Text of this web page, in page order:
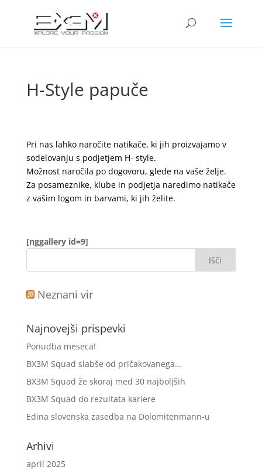
H-Style papuče
Pri nas lahko naročite natikače, ki jih proizvajamo v
sodelovanju s podjetjem H- style.
Možnost naročila po dogovoru, glede na vaše želje.
Za posameznike, klube in podjetja naredimo natikače
z vašim logom in barvami, ki jih želite.
[nggallery id=9]
Neznani vir
Najnovejši prispevki
Ponudba meseca!
BX3M Squad slabše od pričakovanega…
BX3M Squad že skoraj med 30 najboljših
BX3M Squad do rezultata kariere
Edina slovenska zasedba na Dolomitenmann-u
Arhivi
april 2025